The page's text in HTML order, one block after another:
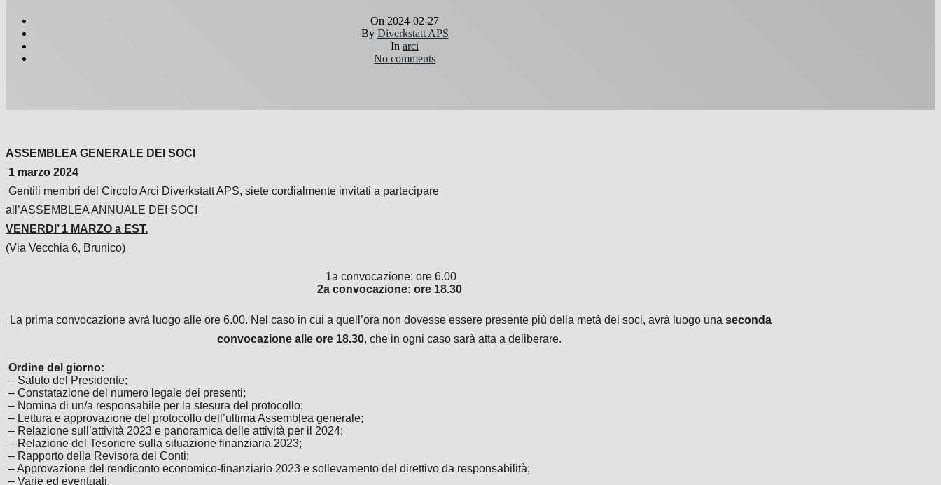
On 2024-02-27
By Diverkstatt APS
In arci
No comments
ASSEMBLEA GENERALE DEI SOCI
1 marzo 2024
Gentili membri del Circolo Arci Diverkstatt APS, siete cordialmente invitati a partecipare
all’ASSEMBLEA ANNUALE DEI SOCI
VENERDI’ 1 MARZO a EST.
(Via Vecchia 6, Brunico)
1a convocazione: ore 6.00
2a convocazione: ore 18.30
La prima convocazione avrà luogo alle ore 6.00. Nel caso in cui a quell’ora non dovesse essere presente più della metà dei soci, avrà luogo una seconda
convocazione alle ore 18.30, che in ogni caso sarà atta a deliberare.
Ordine del giorno:
– Saluto del Presidente;
– Constatazione del numero legale dei presenti;
– Nomina di un/a responsabile per la stesura del protocollo;
– Lettura e approvazione del protocollo dell’ultima Assemblea generale;
– Relazione sull’attività 2023 e panoramica delle attività per il 2024;
– Relazione del Tesoriere sulla situazione finanziaria 2023;
– Rapporto della Revisora dei Conti;
– Approvazione del rendiconto economico-finanziario 2023 e sollevamento del direttivo da responsabilità;
– Varie ed eventuali.